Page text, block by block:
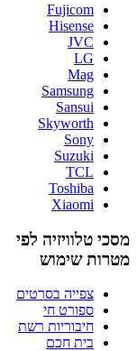
Fujicom
Hisense
JVC
LG
Mag
Samsung
Sansui
Skyworth
Sony
Suzuki
TCL
Toshiba
Xiaomi
מסכי טלוויזיה לפי
מטרות שימוש
צפייה בסרטים
ספורט חי
חיבוריות רשת
בית חכם